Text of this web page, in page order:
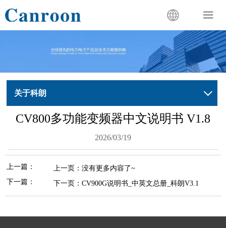
 
关于科朗 
CV800多功能变频器中文说明书 V1.8
2026/03/19
上一篇：
上一页：没有更多内容了~
下一篇：
下一页： CV900G说明书_中英文总册_科朗V3.1